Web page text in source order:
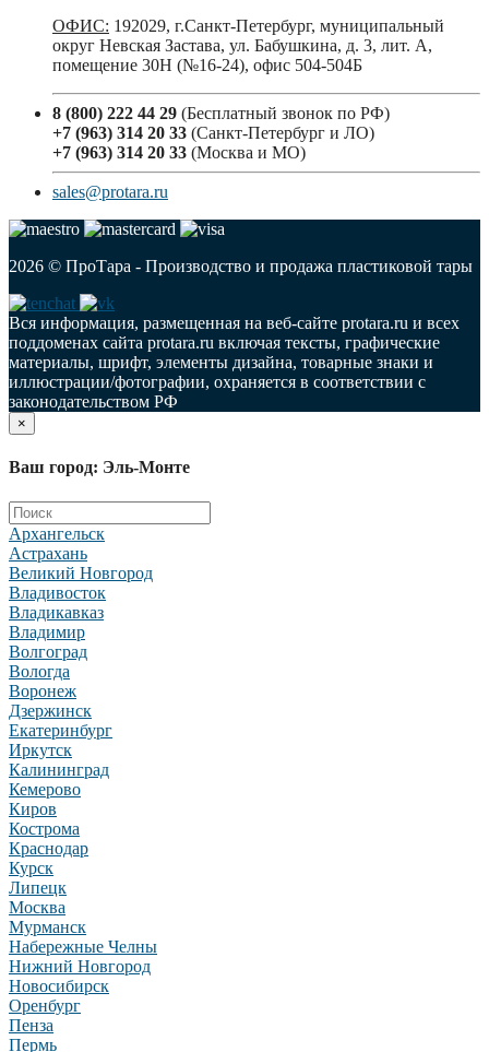
ОФИС: 192029, г.Санкт-Петербург, муниципальный
округ Невская Застава, ул. Бабушкина, д. 3, лит. А,
помещение 30Н (№16-24), офис 504-504Б
8 (800) 222 44 29 (Бесплатный звонок по РФ)
+7 (963) 314 20 33 (Санкт-Петербург и ЛО)
+7 (963) 314 20 33 (Москва и МО)
sales@protara.ru
2026 © ПроТара - Производство и продажа пластиковой тары
Вся информация, размещенная на веб-сайте protara.ru и всех
поддоменах сайта protara.ru включая тексты, графические
материалы, шрифт, элементы дизайна, товарные знаки и
иллюстрации/фотографии, охраняется в соответствии с
законодательством РФ
×
Ваш город: Эль-Монте
Архангельск
Астрахань
Великий Новгород
Владивосток
Владикавказ
Владимир
Волгоград
Вологда
Воронеж
Дзержинск
Екатеринбург
Иркутск
Калининград
Кемерово
Киров
Кострома
Краснодар
Курск
Липецк
Москва
Мурманск
Набережные Челны
Нижний Новгород
Новосибирск
Оренбург
Пенза
Пермь